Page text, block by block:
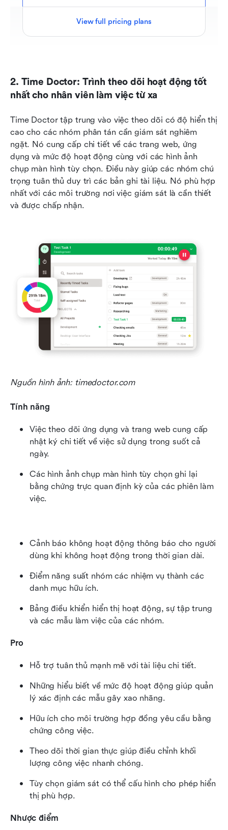
View full pricing plans
2. Time Doctor: Trình theo dõi hoạt động tốt
nhất cho nhân viên làm việc từ xa
Time Doctor tập trung vào việc theo dõi có độ hiển thị
cao cho các nhóm phân tán cần giám sát nghiêm
ngặt. Nó cung cấp chi tiết về các trang web, ứng
dụng và mức độ hoạt động cùng với các hình ảnh
chụp màn hình tùy chọn. Điều này giúp các nhóm chú
trọng tuân thủ duy trì các bản ghi tài liệu. Nó phù hợp
nhất với các môi trường nơi việc giám sát là cần thiết
và được chấp nhận.
Nguồn hình ảnh: timedoctor.com
Tính năng
Việc theo dõi ứng dụng và trang web cung cấp
nhật ký chi tiết về việc sử dụng trong suốt cả
ngày.
Các hình ảnh chụp màn hình tùy chọn ghi lại
bằng chứng trực quan định kỳ của các phiên làm
việc.
Cảnh báo không hoạt động thông báo cho người
dùng khi không hoạt động trong thời gian dài.
Điểm năng suất nhóm các nhiệm vụ thành các
danh mục hữu ích.
Bảng điều khiển hiển thị hoạt động, sự tập trung
và các mẫu làm việc của các nhóm.
Pro
Hỗ trợ tuân thủ mạnh mẽ với tài liệu chi tiết.
Những hiểu biết về mức độ hoạt động giúp quản
lý xác định các mẫu gây xao nhãng.
Hữu ích cho môi trường hợp đồng yêu cầu bằng
chứng công việc.
Theo dõi thời gian thực giúp điều chỉnh khối
lượng công việc nhanh chóng.
Tùy chọn giám sát có thể cấu hình cho phép hiển
thị phù hợp.
Nhược điểm